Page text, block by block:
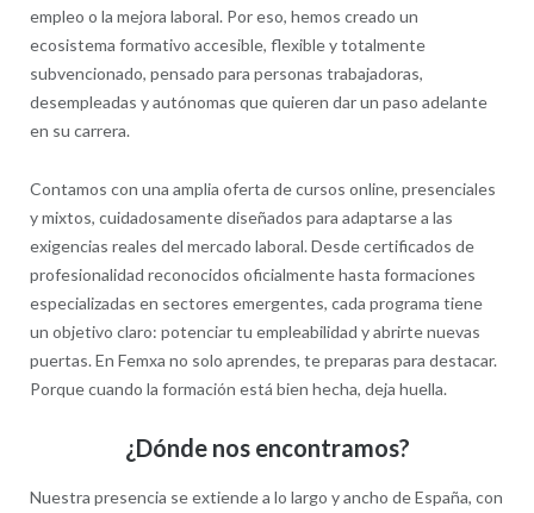
empleo o la mejora laboral. Por eso, hemos creado un
ecosistema formativo accesible, flexible y totalmente
subvencionado, pensado para personas trabajadoras,
desempleadas y autónomas que quieren dar un paso adelante
en su carrera.
Contamos con una amplia oferta de cursos online, presenciales
y mixtos, cuidadosamente diseñados para adaptarse a las
exigencias reales del mercado laboral. Desde certificados de
profesionalidad reconocidos oficialmente hasta formaciones
especializadas en sectores emergentes, cada programa tiene
un objetivo claro: potenciar tu empleabilidad y abrirte nuevas
puertas. En Femxa no solo aprendes, te preparas para destacar.
Porque cuando la formación está bien hecha, deja huella.
¿Dónde nos encontramos?
Nuestra presencia se extiende a lo largo y ancho de España, con